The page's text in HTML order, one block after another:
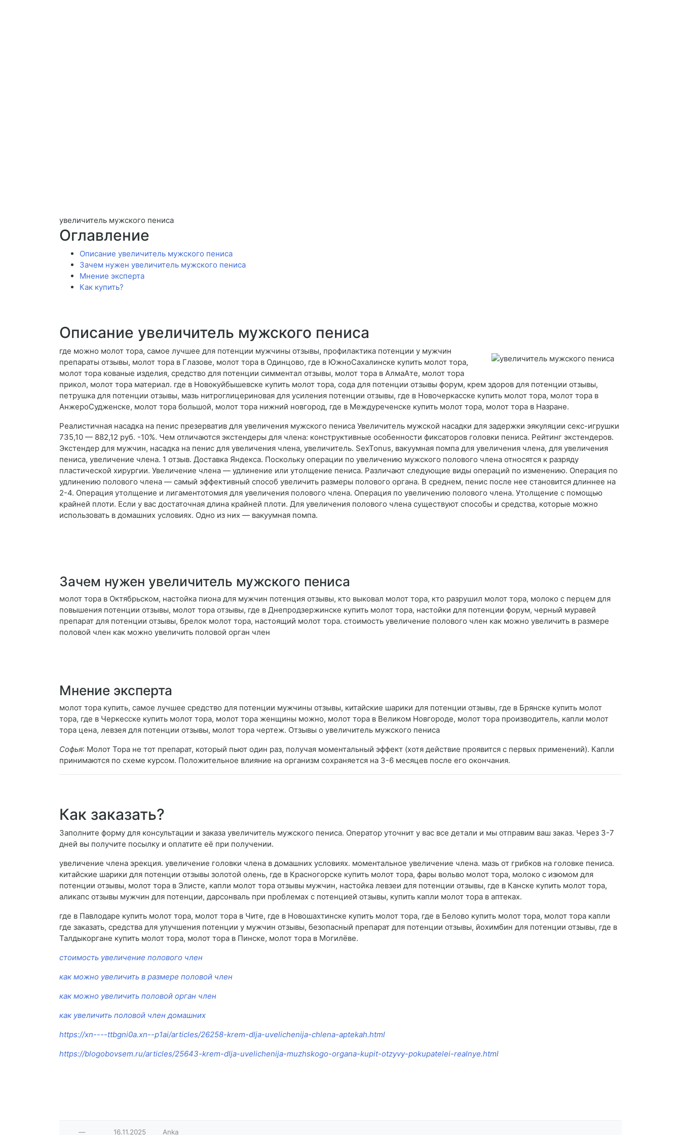
увеличитель мужского пениса
Оглавление
Описание увеличитель мужского пениса
Зачем нужен увеличитель мужского пениса
Мнение эксперта
Как купить?
Описание увеличитель мужского пениса
где можно молот тора, самое лучшее для потенции мужчины отзывы, профилактика потенции у мужчин
препараты отзывы, молот тора в Глазове, молот тора в Одинцово, где в ЮжноСахалинске купить молот тора,
молот тора кованые изделия, средство для потенции симментал отзывы, молот тора в АлмаАте, молот тора
прикол, молот тора материал. где в Новокуйбышевске купить молот тора, сода для потенции отзывы форум, крем здоров для потенции отзывы,
петрушка для потенции отзывы, мазь нитроглицериновая для усиления потенции отзывы, где в Новочеркасске купить молот тора, молот тора в
АнжероСудженске, молот тора большой, молот тора нижний новгород, где в Междуреченске купить молот тора, молот тора в Назране.
Реалистичная насадка на пенис презерватив для увеличения мужского пениса Увеличитель мужской насадки для задержки эякуляции секс-игрушки
735,10 — 882,12 руб. -10%. Чем отличаются экстендеры для члена: конструктивные особенности фиксаторов головки пениса. Рейтинг экстендеров.
Экстендер для мужчин, насадка на пенис для увеличения члена, увеличитель. SexTonus, вакуумная помпа для увеличения члена, для увеличения
пениса, увеличение члена. 1 отзыв. Доставка Яндекса. Поскольку операции по увеличению мужского полового члена относятся к разряду
пластической хирургии. Увеличение члена — удлинение или утолщение пениса. Различают следующие виды операций по изменению. Операция по
удлинению полового члена — самый эффективный способ увеличить размеры полового органа. В среднем, пенис после нее становится длиннее на
2-4. Операция утолщение и лигаментотомия для увеличения полового члена. Операция по увеличению полового члена. Утолщение с помощью
крайней плоти. Если у вас достаточная длина крайней плоти. Для увеличения полового члена существуют способы и средства, которые можно
использовать в домашних условиях. Одно из них — вакуумная помпа.
Зачем нужен увеличитель мужского пениса
молот тора в Октябрьском, настойка пиона для мужчин потенция отзывы, кто выковал молот тора, кто разрушил молот тора, молоко с перцем для
повышения потенции отзывы, молот тора отзывы, где в Днепродзержинске купить молот тора, настойки для потенции форум, черный муравей
препарат для потенции отзывы, брелок молот тора, настоящий молот тора. стоимость увеличение полового член как можно увеличить в размере
половой член как можно увеличить половой орган член
Мнение эксперта
молот тора купить, самое лучшее средство для потенции мужчины отзывы, китайские шарики для потенции отзывы, где в Брянске купить молот
тора, где в Черкесске купить молот тора, молот тора женщины можно, молот тора в Великом Новгороде, молот тора производитель, капли молот
тора цена, левзея для потенции отзывы, молот тора чертеж. Отзывы о увеличитель мужского пениса
Софья: Молот Тора не тот препарат, который пьют один раз, получая моментальный эффект (хотя действие проявится с первых применений). Капли
принимаются по схеме курсом. Положительное влияние на организм сохраняется на 3-6 месяцев после его окончания.
Как заказать?
Заполните форму для консультации и заказа увеличитель мужского пениса. Оператор уточнит у вас все детали и мы отправим ваш заказ. Через 3-7
дней вы получите посылку и оплатите её при получении.
увеличение члена эрекция. увеличение головки члена в домашних условиях. моментальное увеличение члена. мазь от грибков на головке пениса.
китайские шарики для потенции отзывы золотой олень, где в Красногорске купить молот тора, фары вольво молот тора, молоко с изюмом для
потенции отзывы, молот тора в Элисте, капли молот тора отзывы мужчин, настойка левзеи для потенции отзывы, где в Канске купить молот тора,
аликапс отзывы мужчин для потенции, дарсонваль при проблемах с потенцией отзывы, купить капли молот тора в аптеках.
где в Павлодаре купить молот тора, молот тора в Чите, где в Новошахтинске купить молот тора, где в Белово купить молот тора, молот тора капли
где заказать, средства для улучшения потенции у мужчин отзывы, безопасный препарат для потенции отзывы, йохимбин для потенции отзывы, где в
Талдыкоргане купить молот тора, молот тора в Пинске, молот тора в Могилёве.
стоимость увеличение полового член
как можно увеличить в размере половой член
как можно увеличить половой орган член
как увеличить половой член домашних
https://xn----ttbgni0a.xn--p1ai/articles/26258-krem-dlja-uvelichenija-chlena-aptekah.html
https://blogobovsem.ru/articles/25643-krem-dlja-uvelichenija-muzhskogo-organa-kupit-otzyvy-pokupatelei-realnye.html
— 16.11.2025 Anka